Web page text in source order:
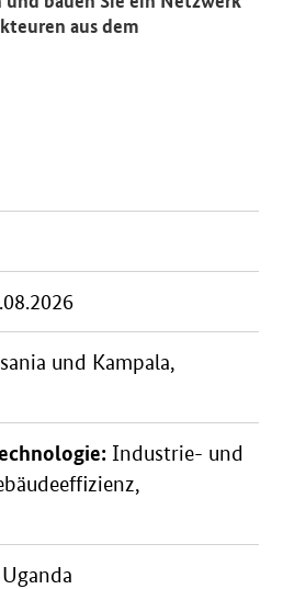
aus dem
und Kampala,
Industrie- und